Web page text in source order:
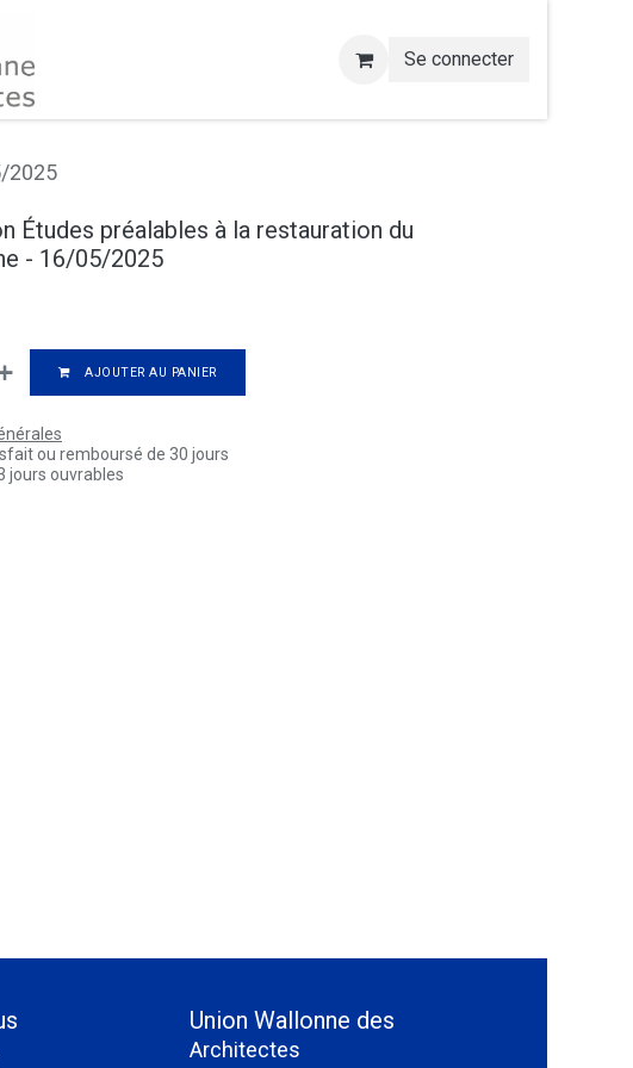
Se connecter
2025
Études préalables à la restauration du
- 16/05/2025
AJOUTER AU PANIER
ou remboursé de 30 jours
jours ouvrables
Union Wallonne des
Architectes